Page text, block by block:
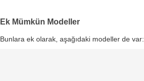
Ek Mümkün Modeller
Bunlara ek olarak, aşağıdaki modeller de var: